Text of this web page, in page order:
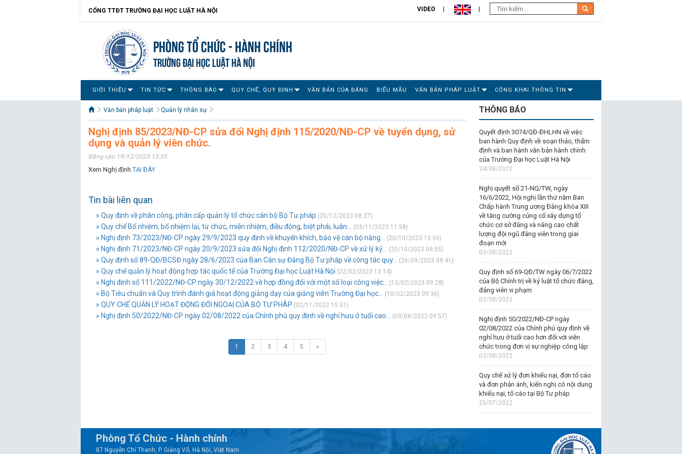
CỔNG TTĐT TRƯỜNG ĐẠI HỌC LUẬT HÀ NỘI VIDEO
Phòng Tổ chức - Hành chính
TRƯỜNG ĐẠI HỌC LUẬT HÀ NỘI
GIỚI THIỆU TIN TỨC THÔNG BÁO QUY CHẾ, QUY ĐỊNH VĂN BẢN CỦA ĐẢNG BIỂU MẪU VĂN BẢN PHÁP LUẬT CÔNG KHAI THÔNG TIN
Văn bản pháp luật Quản lý nhân sự
Nghị định 85/2023/NĐ-CP sửa đổi Nghị định 115/2020/NĐ-CP về tuyển dụng, sử
dụng và quản lý viên chức.
Đăng vào 19/12/2023 15:35
Xem Nghị địnhTẠI ĐÂY
Tin bài liên quan
» Quy định về phân công, phân cấp quản lý tổ chức cán bộ Bộ Tư pháp (20/12/2023 08:27)
» Quy chế Bổ nhiệm, bổ nhiệm lại, từ chức, miễn nhiệm, điều động, biệt phái, luân... (03/11/2023 11:58)
» Nghị định 73/2023/NĐ-CP ngày 29/9/2023 quy định về khuyến khích, bảo vệ cán bộ năng... (20/10/2023 10:56)
» Nghị định 71/2023/NĐ-CP ngày 20/9/2023 sửa đổi Nghị định 112/2020/NĐ-CP về xử lý kỷ... (20/10/2023 09:55)
» Quy định số 89-QĐ/BCSĐ ngày 28/6/2023 của Ban Cán sự Đảng Bộ Tư pháp về công tác quy... (26/09/2023 09:41)
» Quy chế quản lý hoạt động hợp tác quốc tế của Trường Đại học Luật Hà Nội (22/02/2023 13:14)
» Nghị định số 111/2022/NĐ-CP ngày 30/12/2022 về hợp đồng đối với một số loại công việc... (13/02/2023 09:28)
» Bộ Tiêu chuẩn và Quy trình đánh giá hoạt động giảng dạy của giảng viên Trường Đại học... (10/02/2023 09:36)
» QUY CHẾ QUẢN LÝ HOẠT ĐỘNG ĐỐI NGOẠI CỦA BỘ TƯ PHÁP (02/11/2022 15:51)
» Nghị định 50/2022/NĐ-CP ngày 02/08/2022 của Chính phủ quy định về nghỉ hưu ở tuổi cao... (03/08/2022 09:57)
1 2 3 4 5 »
THÔNG BÁO
Quyết định 3074/QĐ-ĐHLHN về việc
ban hành Quy định về soạn thảo, thẩm
định và ban hành văn bản hành chính
của Trường Đại học Luật Hà Nội
24/08/2022
Nghị quyết số 21-NQ/TW, ngày
16/6/2022, Hội nghị lần thứ năm Ban
Chấp hành Trung ương Đảng khóa XIII
về tăng cường củng cố xây dựng tổ
chức cơ sở đảng và nâng cao chất
lượng đội ngũ đảng viên trong giai
đoạn mới
03/08/2022
Quy định số 69-QĐ/TW ngày 06/7/2022
của Bộ Chính trị về kỷ luật tổ chức đảng,
đảng viên vi phạm
03/08/2022
Nghị định 50/2022/NĐ-CP ngày
02/08/2022 của Chính phủ quy định về
nghỉ hưu ở tuổi cao hơn đối với viên
chức trong đơn vị sự nghiệp công lập
03/08/2022
Quy chế xử lý đơn khiếu nại, đơn tố cáo
và đơn phản ánh, kiến nghị có nội dung
khiếu nại, tố cáo tại Bộ Tư pháp
25/07/2022
Phòng Tổ Chức - Hành chính
87 Nguyễn Chí Thanh, P. Giảng Võ, Hà Nội, Việt Nam